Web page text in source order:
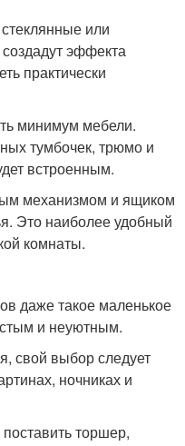
или
эффекта
практически
минимум мебели.
тумбочек, трюмо и
встроенным.
механизмом и ящиком
Это наиболее удобный
комнаты.
даже такое маленькое
и неуютным.
свой выбор следует
ночниках и
торшер,